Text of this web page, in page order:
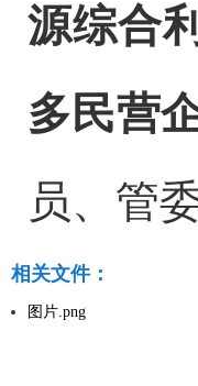
源综合
多民营
员、管
相关文件：
图片.png